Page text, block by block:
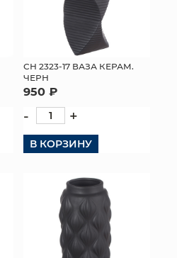
СН 2323-17 ВАЗА КЕРАМ.
ЧЕРН
950 ₽
- +
В КОРЗИНУ